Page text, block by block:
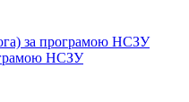
за програмою НСЗУ
НСЗУ